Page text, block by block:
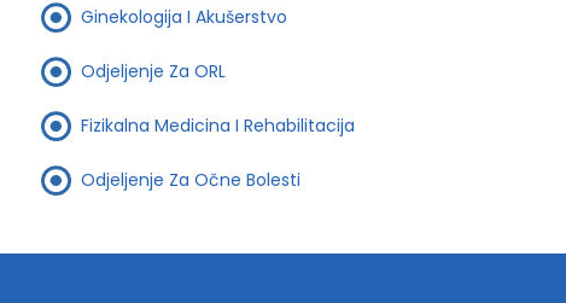
Ginekologija I Akušerstvo
Odjeljenje Za ORL
Fizikalna Medicina I Rehabilitacija
Odjeljenje Za Očne Bolesti